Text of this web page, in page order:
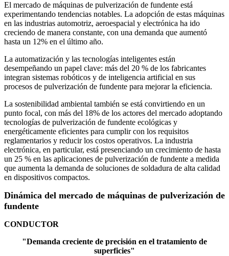
El mercado de máquinas de pulverización de fundente está
experimentando tendencias notables. La adopción de estas máquinas
en las industrias automotriz, aeroespacial y electrónica ha ido
creciendo de manera constante, con una demanda que aumentó
hasta un 12% en el último año.
La automatización y las tecnologías inteligentes están
desempeñando un papel clave: más del 20 % de los fabricantes
integran sistemas robóticos y de inteligencia artificial en sus
procesos de pulverización de fundente para mejorar la eficiencia.
La sostenibilidad ambiental también se está convirtiendo en un
punto focal, con más del 18% de los actores del mercado adoptando
tecnologías de pulverización de fundente ecológicas y
energéticamente eficientes para cumplir con los requisitos
reglamentarios y reducir los costos operativos. La industria
electrónica, en particular, está presenciando un crecimiento de hasta
un 25 % en las aplicaciones de pulverización de fundente a medida
que aumenta la demanda de soluciones de soldadura de alta calidad
en dispositivos compactos.
Dinámica del mercado de máquinas de pulverización de
fundente
CONDUCTOR
"Demanda creciente de precisión en el tratamiento de
superficies"